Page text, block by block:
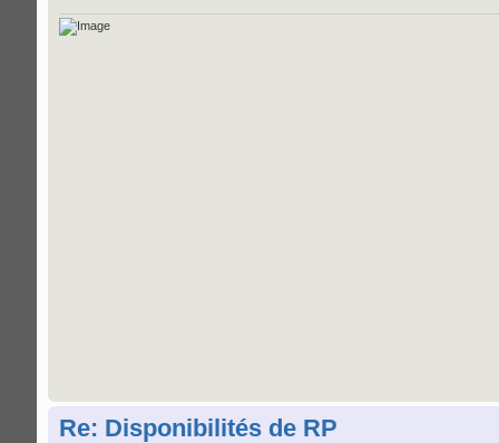
Re: Disponibilités de RP